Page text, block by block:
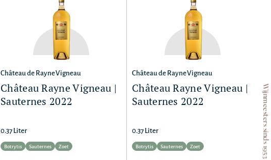
Wijnmeesters sinds 1953
Château de Rayne Vigneau
Château Rayne Vigneau |
Sauternes 2022
0.37 Liter
Botrytis Sauternes Zoet
Château de Rayne Vigneau
Château Rayne Vigneau |
Sauternes 2022
0.37 Liter
Botrytis Sauternes Zoet